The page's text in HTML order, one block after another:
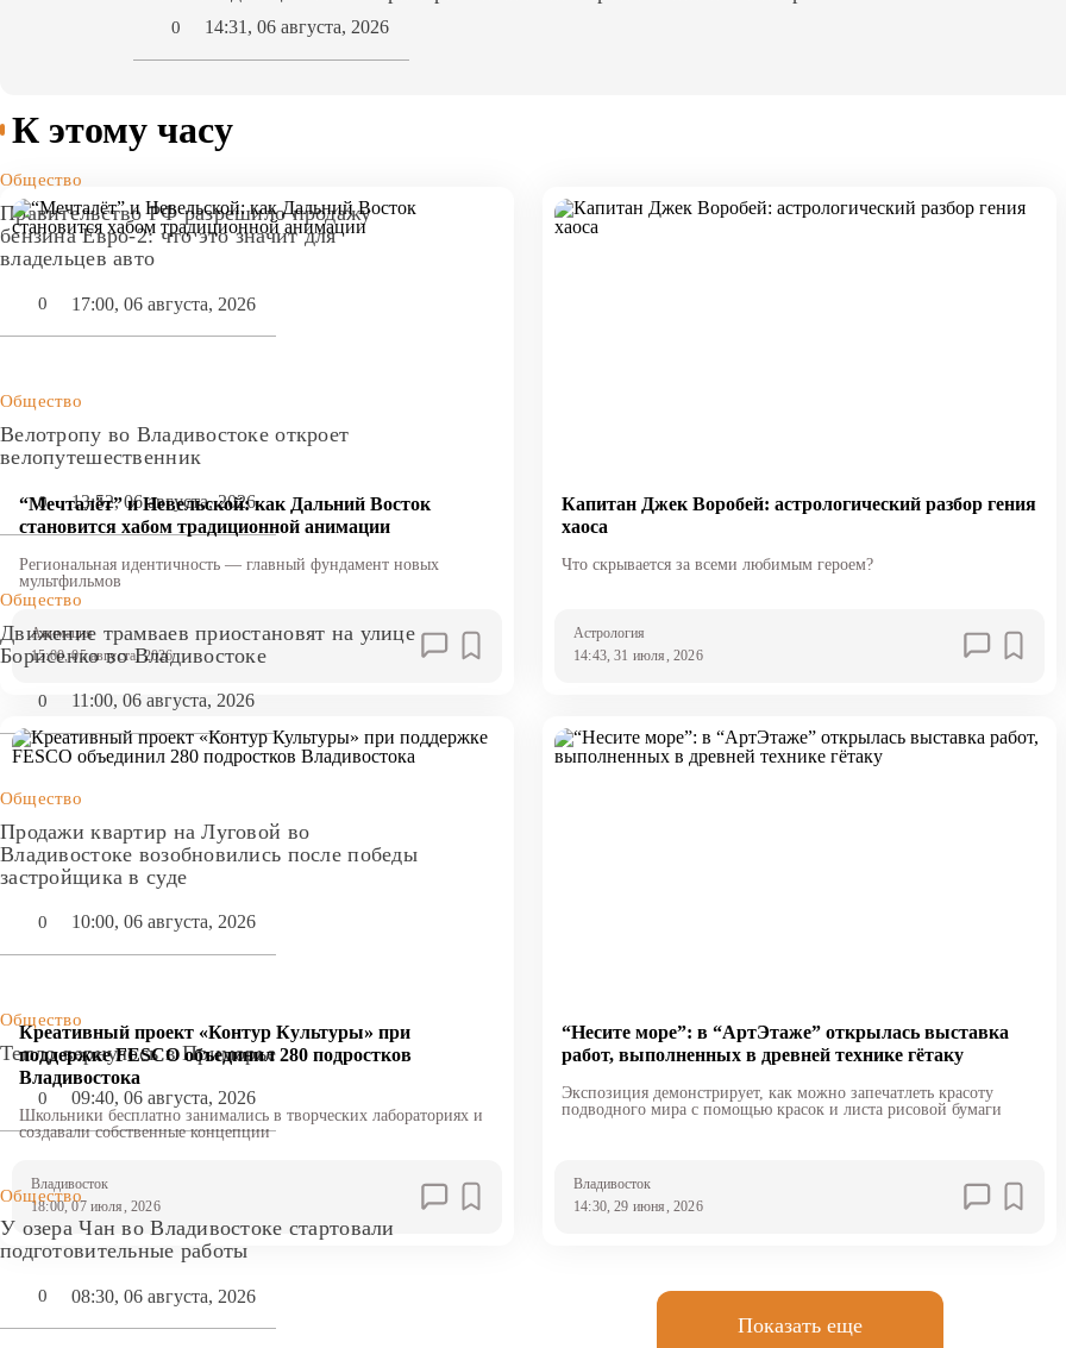
0 14:31, 06 августа, 2026
К этому часу
Общество
Правительство РФ разрешило продажу
бензина Евро-2: что это значит для
владельцев авто
0 17:00, 06 августа, 2026
Общество
Велотропу во Владивостоке откроет
велопутешественник
0 13:52, 06 августа, 2026
Общество
Движение трамваев приостановят на улице
Борисенко во Владивостоке
0 11:00, 06 августа, 2026
Общество
Продажи квартир на Луговой во
Владивостоке возобновились после победы
застройщика в суде
0 10:00, 06 августа, 2026
Общество
Тепло вернулось в Приморье
0 09:40, 06 августа, 2026
Общество
У озера Чан во Владивостоке стартовали
подготовительные работы
0 08:30, 06 августа, 2026
“Мечталёт” и Невельской: как Дальний Восток
становится хабом традиционной анимации
Региональная идентичность — главный фундамент новых
мультфильмов
Анимация
15:00, 05 августа, 2026
Капитан Джек Воробей: астрологический разбор гения
хаоса
Что скрывается за всеми любимым героем?
Астрология
14:43, 31 июля, 2026
Креативный проект «Контур Культуры» при
поддержке FESCO объединил 280 подростков
Владивостока
Школьники бесплатно занимались в творческих лабораториях и
создавали собственные концепции
Владивосток
18:00, 07 июля, 2026
“Несите море”: в “АртЭтаже” открылась выставка
работ, выполненных в древней технике гётаку
Экспозиция демонстрирует, как можно запечатлеть красоту
подводного мира с помощью красок и листа рисовой бумаги
Владивосток
14:30, 29 июня, 2026
Показать еще